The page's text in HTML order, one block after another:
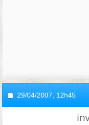
29/04/2007, 12h45